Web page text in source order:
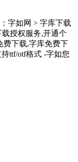
字如网 > 字库下载
授权服务,开通个
费下载,字库免费下
ttf/otf格式 -字如您